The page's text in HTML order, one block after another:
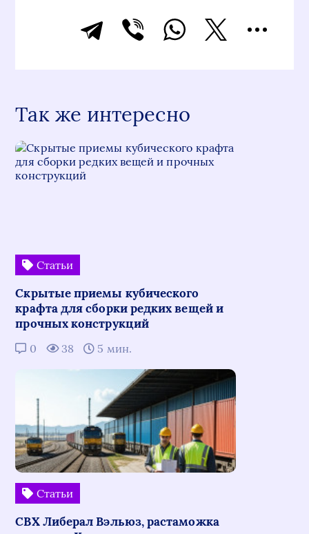
Так же интересно
Статьи
Скрытые приемы кубического
крафта для сборки редких вещей и
прочных конструкций
0 38 5 мин.
Статьи
СВХ Либерал Вэльюз, растаможка